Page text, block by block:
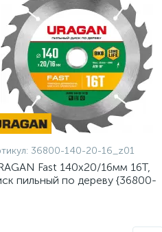
36800-140-20-16_z01
Fast 140x20/16мм 16Т,
пильный по дереву {36800-